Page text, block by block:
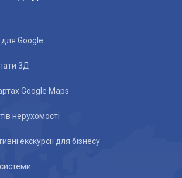
для Google
3Д
Google Maps
нерухомості
екскурсії для бізнесу